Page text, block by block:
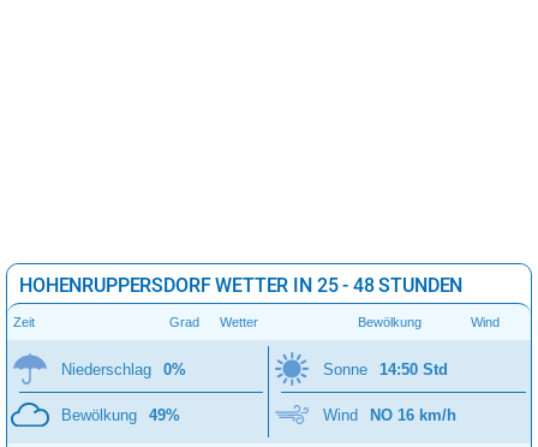
HOHENRUPPERSDORF WETTER IN 25 - 48 STUNDEN
Zeit Grad Wetter Bewölkung Wind
Niederschlag 0%
Bewölkung 49%
Sonne 14:50 Std
Wind NO 16 km/h